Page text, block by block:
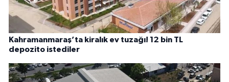
Kahramanmaraş’ta kiralık ev tuzağı! 12 bin TL
depozito istediler